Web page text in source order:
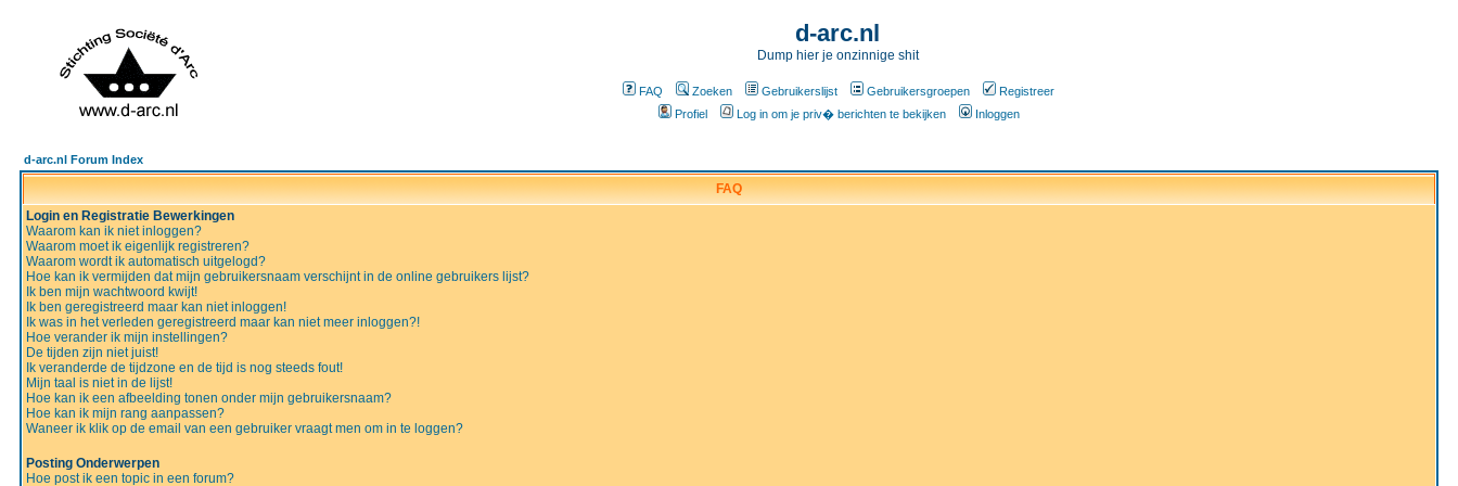
d-arc.nl
Dump hier je onzinnige shit
FAQ Zoeken Gebruikerslijst Gebruikersgroepen
Registreer
Profiel
Log in om je priv� berichten te bekijken Inloggen
d-arc.nl Forum Index
FAQ
Login en Registratie Bewerkingen
Waarom kan ik niet inloggen?
Waarom moet ik eigenlijk registreren?
Waarom wordt ik automatisch uitgelogd?
Hoe kan ik vermijden dat mijn gebruikersnaam verschijnt in de online gebruikers lijst?
Ik ben mijn wachtwoord kwijt!
Ik ben geregistreerd maar kan niet inloggen!
Ik was in het verleden geregistreerd maar kan niet meer inloggen?!
Hoe verander ik mijn instellingen?
De tijden zijn niet juist!
Ik veranderde de tijdzone en de tijd is nog steeds fout!
Mijn taal is niet in de lijst!
Hoe kan ik een afbeelding tonen onder mijn gebruikersnaam?
Hoe kan ik mijn rang aanpassen?
Waneer ik klik op de email van een gebruiker vraagt men om in te loggen?
Posting Onderwerpen
Hoe post ik een topic in een forum?